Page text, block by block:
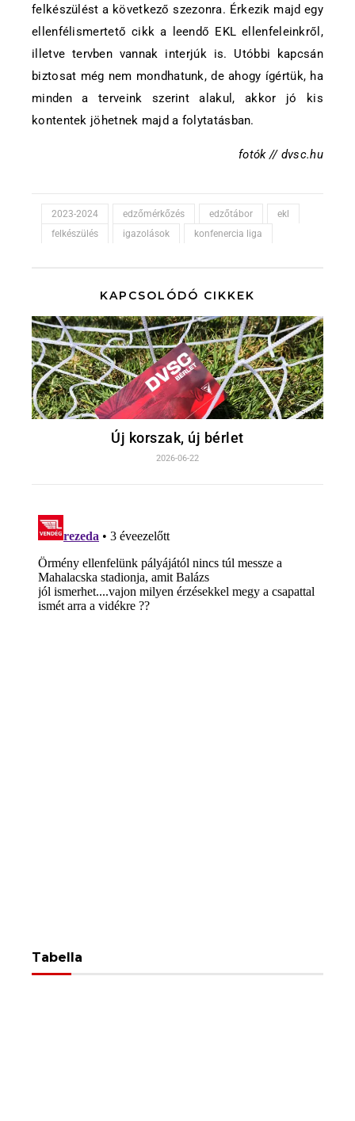
felkészülést a következő szezonra. Érkezik majd egy
ellenfélismertető cikk a leendő EKL ellenfeleinkről,
illetve tervben vannak interjúk is. Utóbbi kapcsán
biztosat még nem mondhatunk, de ahogy ígértük, ha
minden a terveink szerint alakul, akkor jó kis
kontentek jöhetnek majd a folytatásban.
fotók // dvsc.hu
2023-2024 edzőmérkőzés edzőtábor
ekl
felkészülés
igazolások konfenercia liga
KAPCSOLÓDÓ CIKKEK
Új korszak, új bérlet
2026-06-22
Tabella